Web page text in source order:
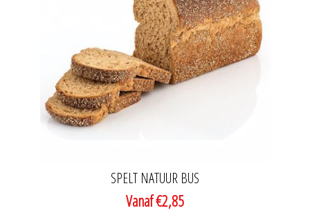
SPELT NATUUR BUS
Vanaf €2,85